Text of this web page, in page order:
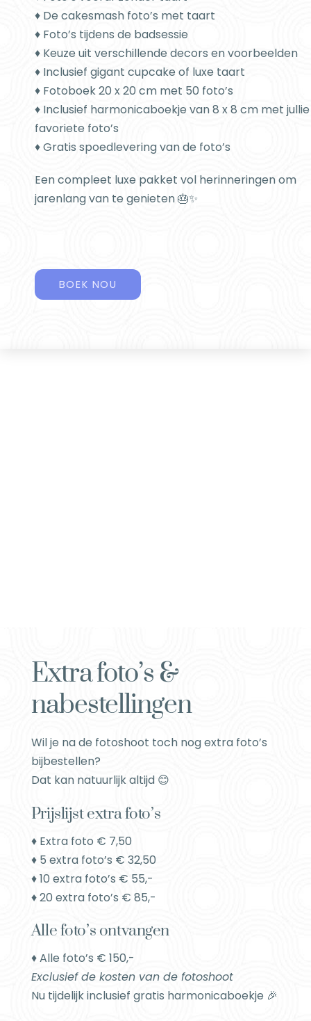
♦ De cakesmash foto’s met taart
♦ Foto’s tijdens de badsessie
♦ Keuze uit verschillende decors en voorbeelden
♦ Inclusief gigant cupcake of luxe taart
♦ Fotoboek 20 x 20 cm met 50 foto’s
♦ Inclusief harmonicaboekje van 8 x 8 cm met jullie
favoriete foto’s
♦ Gratis spoedlevering van de foto’s
Een compleet luxe pakket vol herinneringen om
jarenlang van te genieten 🎂✨
BOEK NOU
Extra foto’s &
nabestellingen
Wil je na de fotoshoot toch nog extra foto’s
bijbestellen?
Dat kan natuurlijk altijd 😊
Prijslijst extra foto’s
♦ Extra foto € 7,50
♦ 5 extra foto’s € 32,50
♦ 10 extra foto’s € 55,-
♦ 20 extra foto’s € 85,-
Alle foto’s ontvangen
♦ Alle foto’s € 150,-
Exclusief de kosten van de fotoshoot
Nu tijdelijk inclusief gratis harmonicaboekje 🎉